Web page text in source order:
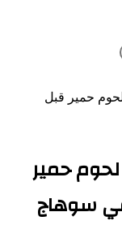
حمير قبل
حمير
سوهاج